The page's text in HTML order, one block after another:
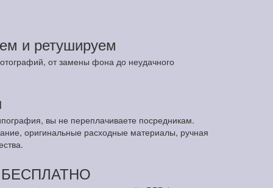
и ретушируем
от замены фона до неудачного
вы не переплачиваете посредникам.
оригинальные расходные материалы, ручная
БЕСПЛАТНО